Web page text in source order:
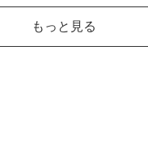
もっと見る